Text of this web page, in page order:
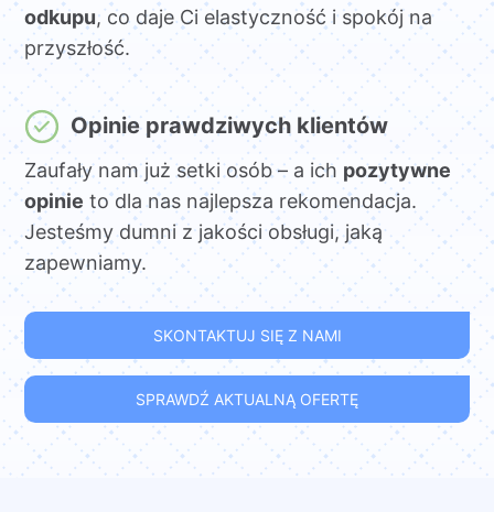
odkupu, co daje Ci elastyczność i spokój na
przyszłość.
Opinie prawdziwych klientów
Zaufały nam już setki osób – a ich pozytywne
opinie to dla nas najlepsza rekomendacja.
Jesteśmy dumni z jakości obsługi, jaką
zapewniamy.
SKONTAKTUJ SIĘ Z NAMI
SPRAWDŹ AKTUALNĄ OFERTĘ